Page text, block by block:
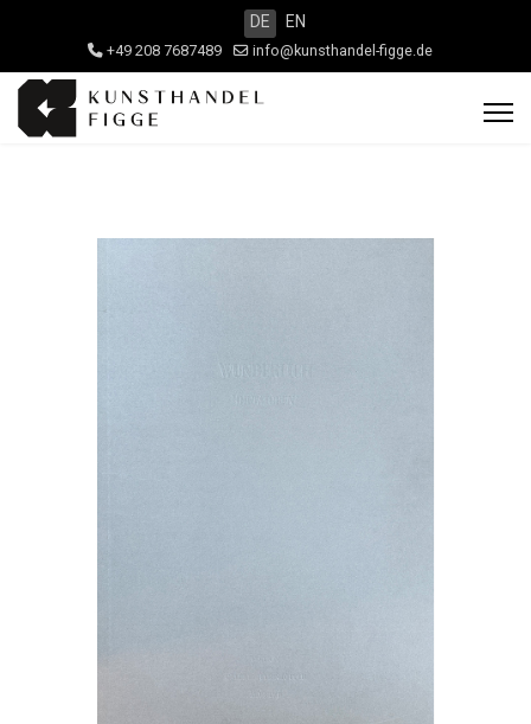
DE EN
+49 208 7687489 info@kunsthandel-figge.de